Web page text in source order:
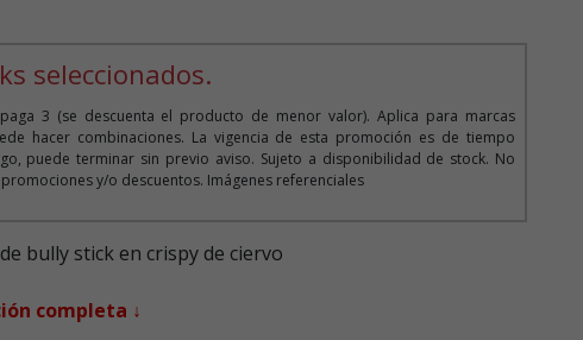
seleccionados.
3 (se descuenta el producto de menor valor). Aplica para marcas
hacer combinaciones. La vigencia de esta promoción es de tiempo
puede terminar sin previo aviso. Sujeto a disponibilidad de stock. No
y/o descuentos. Imágenes referenciales
bully stick en crispy de ciervo
completa ↓